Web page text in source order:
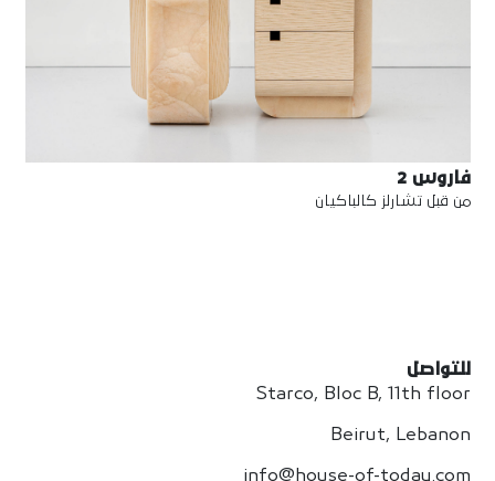
فاروس 2
من قبل تشارلز كالباكيان
للتواصل
Starco, Bloc B, 11th floor
Beirut, Lebanon
info@house-of-today.com